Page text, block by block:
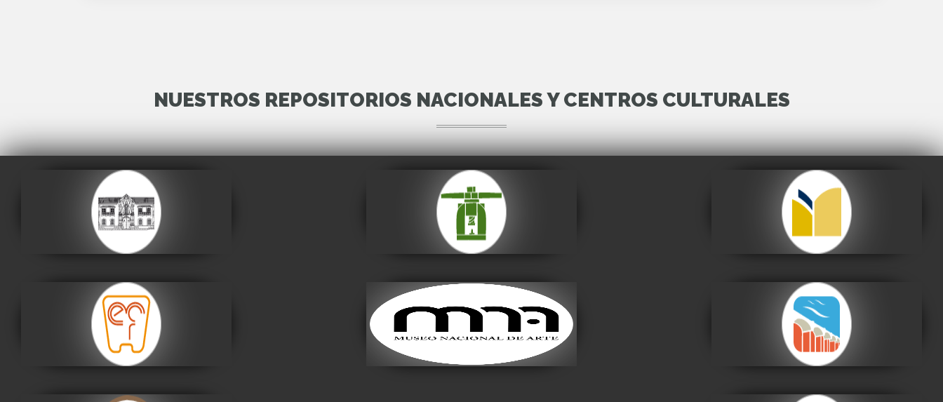
NUESTROS REPOSITORIOS NACIONALES Y CENTROS CULTURALES
Casa de la Libertad
Visitar
Casa Nacional de
Moneda
Visitar
Archivo y Biblioteca
Nacionales de Bolivia
Museo Nacional de
Etnografía y Folklore
Visitar
Museo Nacional de
Arte
Centro de la Cultura
Plurinacional
Visitar